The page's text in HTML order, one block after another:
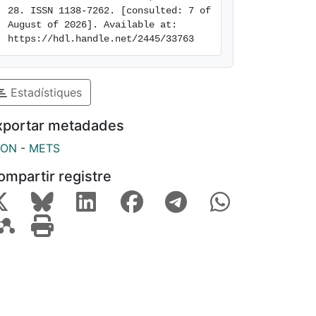
28. ISSN 1138-7262. [consulted: 7 of
August of 2026]. Available at:
https://hdl.handle.net/2445/33763
Estadístiques
metadades
- METS
registre